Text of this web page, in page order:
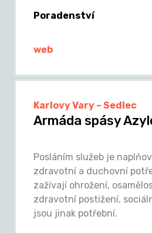
Poradenství
web
Karlovy Vary – Sedlec
Armáda spásy
Posláním služeb je
zdravotní a duchovní
zažívají ohrožení,
zdravotní postižení,
jsou jinak potřební.